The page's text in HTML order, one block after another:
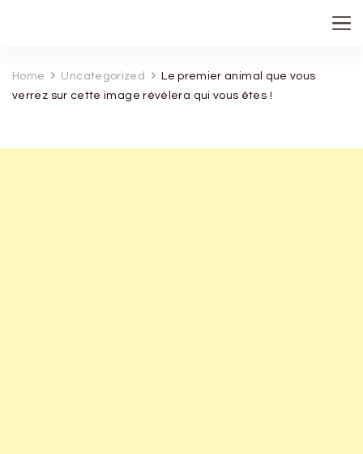
Home Uncategorized
Le premier animal que vous
verrez sur cette image révélera qui vous êtes !